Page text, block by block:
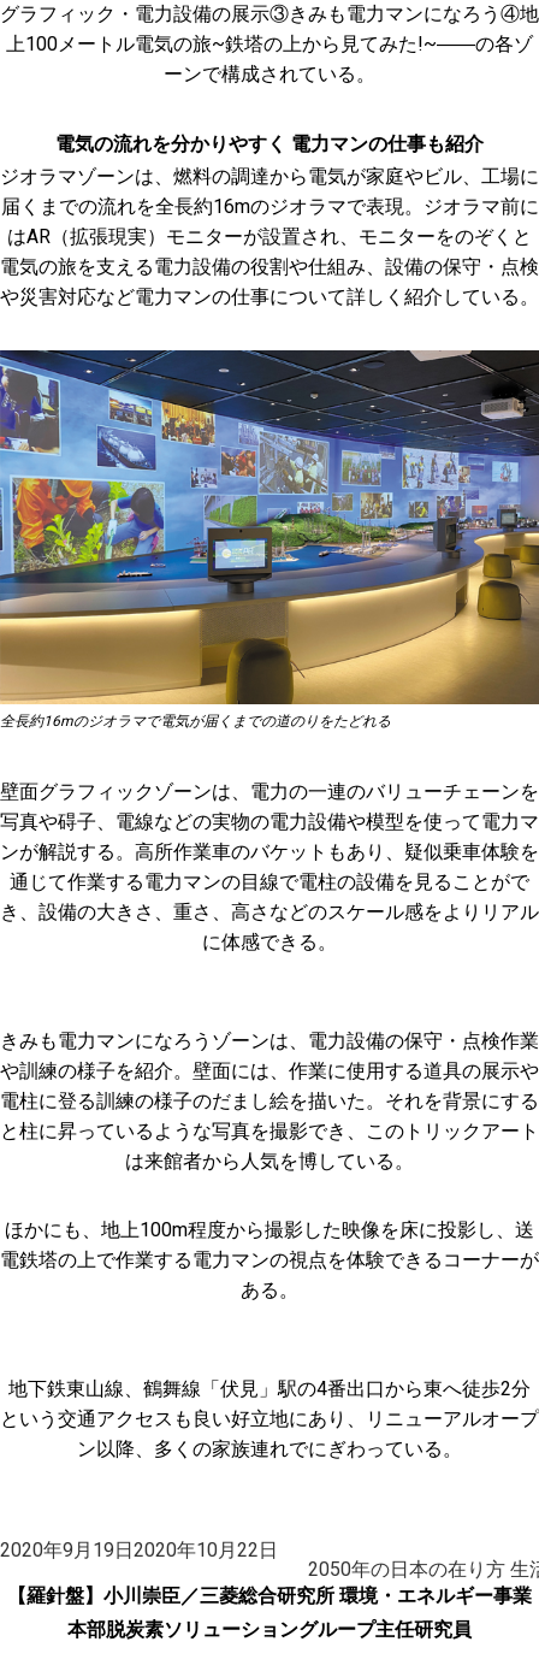
グラフィック・電力設備の展示③きみも電力マンになろう④地
上100メートル電気の旅~鉄塔の上から見てみた!~――の各ゾ
ーンで構成されている。
電気の流れを分かりやすく 電力マンの仕事も紹介
ジオラマゾーンは、燃料の調達から電気が家庭やビル、工場に
届くまでの流れを全長約16mのジオラマで表現。ジオラマ前に
はAR（拡張現実）モニターが設置され、モニターをのぞくと
電気の旅を支える電力設備の役割や仕組み、設備の保守・点検
や災害対応など電力マンの仕事について詳しく紹介している。
全長約16mのジオラマで電気が届くまでの道のりをたどれる
壁面グラフィックゾーンは、電力の一連のバリューチェーンを
写真や碍子、電線などの実物の電力設備や模型を使って電力マ
ンが解説する。高所作業車のバケットもあり、疑似乗車体験を
通じて作業する電力マンの目線で電柱の設備を見ることがで
き、設備の大きさ、重さ、高さなどのスケール感をよりリアル
に体感できる。
きみも電力マンになろうゾーンは、電力設備の保守・点検作業
や訓練の様子を紹介。壁面には、作業に使用する道具の展示や
電柱に登る訓練の様子のだまし絵を描いた。それを背景にする
と柱に昇っているような写真を撮影でき、このトリックアート
は来館者から人気を博している。
ほかにも、地上100m程度から撮影した映像を床に投影し、送
電鉄塔の上で作業する電力マンの視点を体験できるコーナーが
ある。
地下鉄東山線、鶴舞線「伏見」駅の4番出口から東へ徒歩2分
という交通アクセスも良い好立地にあり、リニューアルオープ
ン以降、多くの家族連れでにぎわっている。
投
日:
2020年9月19日2020年10月22日
2050年の日本の在り方 生
【羅針盤】小川崇臣／三菱総合研究所 環境・エネルギー事業
本部脱炭素ソリューショングループ主任研究員